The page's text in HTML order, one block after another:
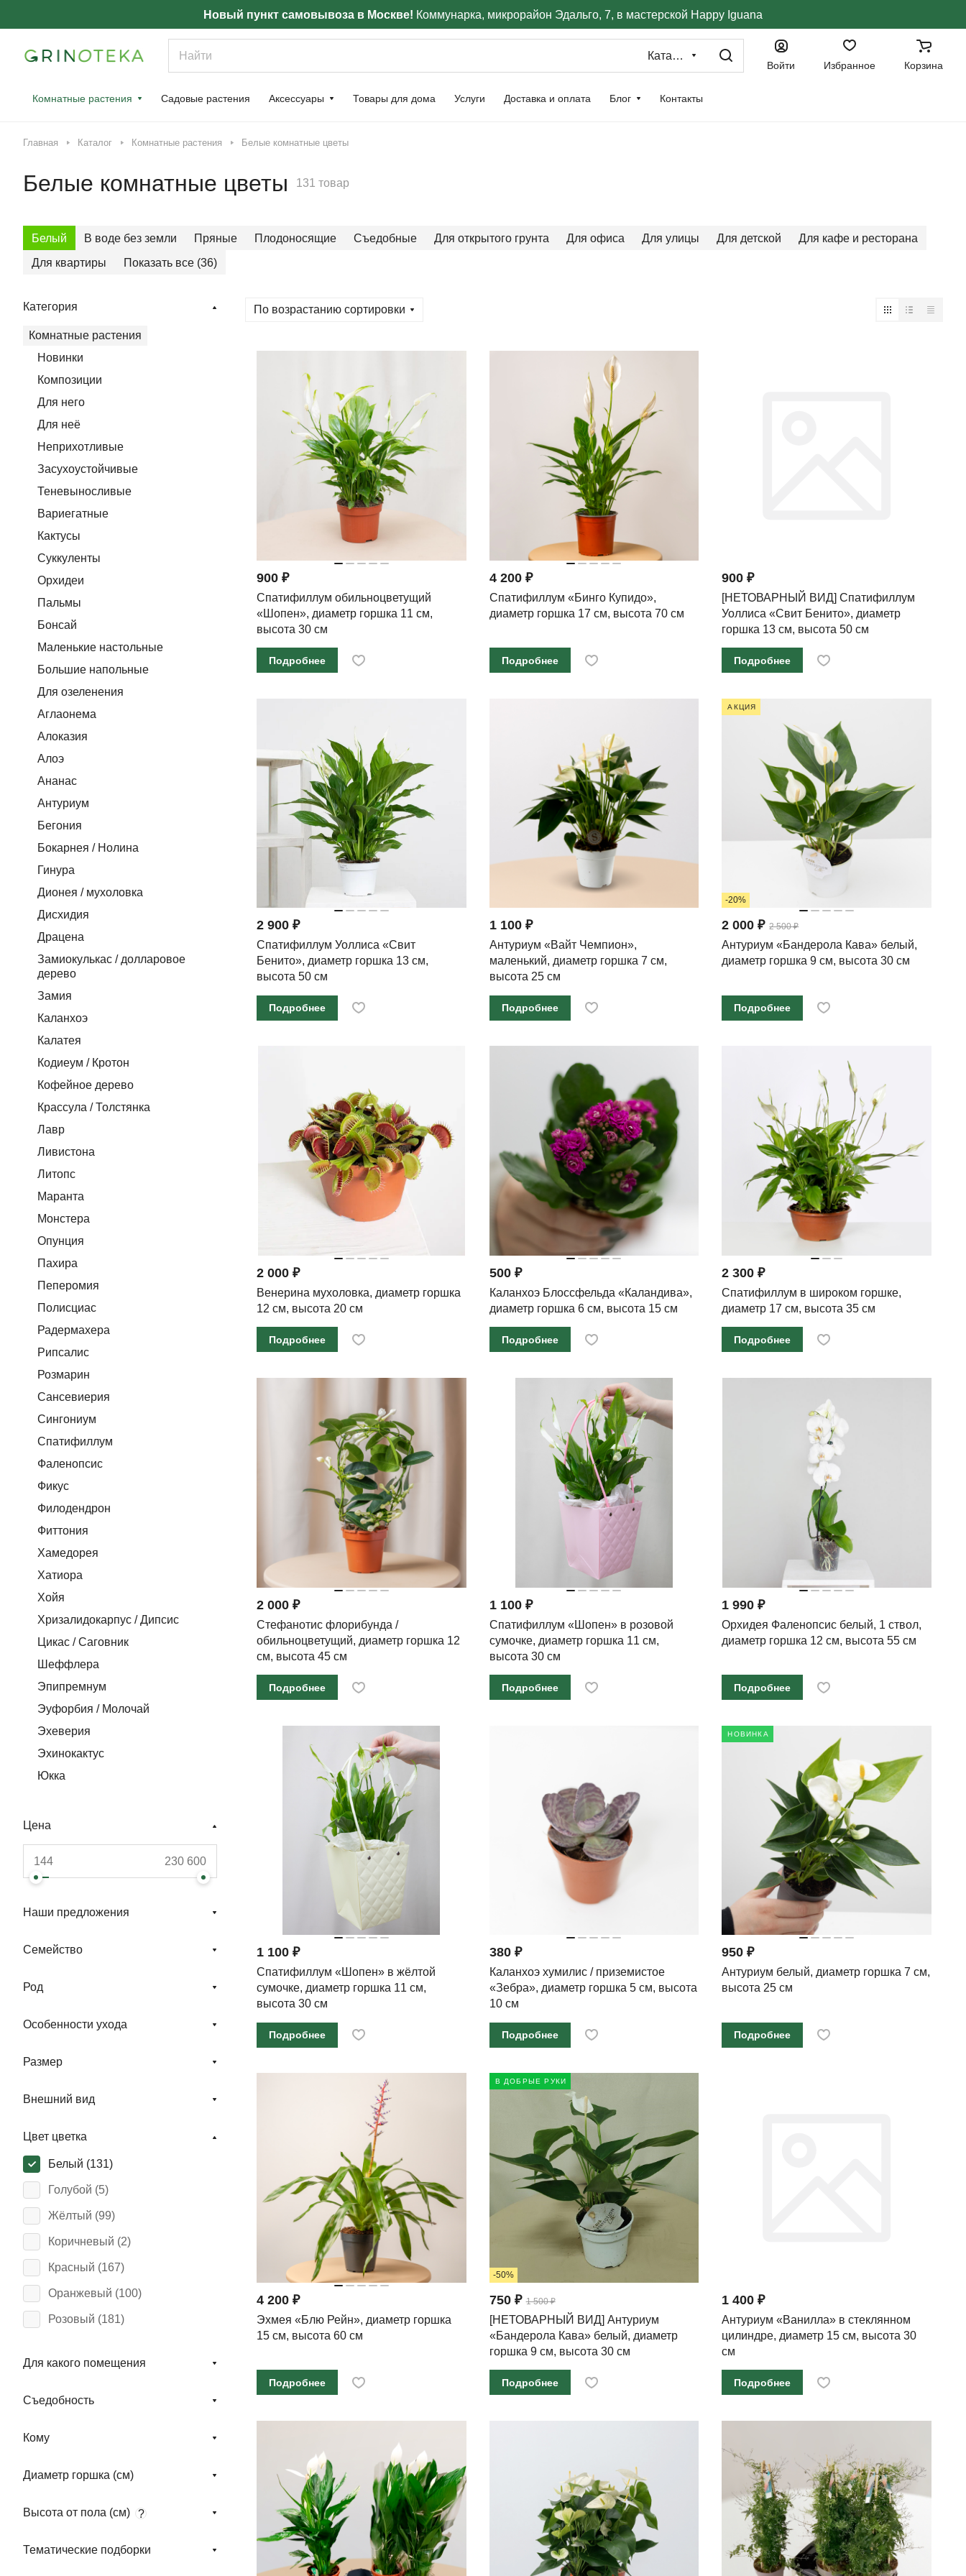
Новый пункт самовывоза в Москве! Коммунарка, микрорайон Эдальго, 7, в мастерской Happy Iguana
Каталог
Войти Избранное Корзина
Комнатные растения Садовые растения Аксессуары Товары для дома Услуги Доставка и оплата Блог Контакты
Главная Каталог Комнатные растения Белые комнатные цветы
Белые комнатные цветы 131 товар
В воде без земли Пряные Плодоносящие Съедобные Для открытого грунта Для офиса Для улицы Для детской
Для кафе и ресторана
Для квартиры
Белый
Показать все (36)
По возрастанию сортировки
900 ₽
Спатифиллум обильноцветущий
«Шопен», диаметр горшка 11 см,
высота 30 см
Подробнее
4 200 ₽
Спатифиллум «Бинго Купидо»,
диаметр горшка 17 см, высота 70 см
Подробнее
900 ₽
[НЕТОВАРНЫЙ ВИД] Спатифиллум
Уоллиса «Свит Бенито», диаметр
горшка 13 см, высота 50 см
Подробнее
2 900 ₽
Спатифиллум Уоллиса «Свит
Бенито», диаметр горшка 13 см,
высота 50 см
Подробнее
1 100 ₽
Антуриум «Вайт Чемпион»,
маленький, диаметр горшка 7 см,
высота 25 см
Подробнее
АКЦИЯ
-20%
2 000 ₽ 2 500 ₽
Антуриум «Бандерола Кава» белый,
диаметр горшка 9 см, высота 30 см
Подробнее
2 000 ₽
Венерина мухоловка, диаметр горшка
12 см, высота 20 см
Подробнее
500 ₽
Каланхоэ Блоссфельда «Каландива»,
диаметр горшка 6 см, высота 15 см
Подробнее
2 300 ₽
Спатифиллум в широком горшке,
диаметр 17 см, высота 35 см
Подробнее
2 000 ₽
Стефанотис флорибунда /
обильноцветущий, диаметр горшка 12
см, высота 45 см
Подробнее
1 100 ₽
Спатифиллум «Шопен» в розовой
сумочке, диаметр горшка 11 см,
высота 30 см
Подробнее
1 990 ₽
Орхидея Фаленопсис белый, 1 ствол,
диаметр горшка 12 см, высота 55 см
Подробнее
1 100 ₽
Спатифиллум «Шопен» в жёлтой
сумочке, диаметр горшка 11 см,
высота 30 см
Подробнее
380 ₽
Каланхоэ хумилис / приземистое
«Зебра», диаметр горшка 5 см, высота
10 см
Подробнее
НОВИНКА
950 ₽
Антуриум белый, диаметр горшка 7 см,
высота 25 см
Подробнее
4 200 ₽
Эхмея «Блю Рейн», диаметр горшка
15 см, высота 60 см
Подробнее
В ДОБРЫЕ РУКИ
-50%
750 ₽ 1 500 ₽
[НЕТОВАРНЫЙ ВИД] Антуриум
«Бандерола Кава» белый, диаметр
горшка 9 см, высота 30 см
Подробнее
1 400 ₽
Антуриум «Ванилла» в стеклянном
цилиндре, диаметр 15 см, высота 30
см
Подробнее
Категория
Комнатные растения
Новинки
Композиции
Для него
Для неё
Неприхотливые
Засухоустойчивые
Теневыносливые
Вариегатные
Кактусы
Суккуленты
Орхидеи
Пальмы
Бонсай
Маленькие настольные
Большие напольные
Для озеленения
Аглаонема
Алоказия
Алоэ
Ананас
Антуриум
Бегония
Бокарнея / Нолина
Гинура
Дионея / мухоловка
Дисхидия
Драцена
Замиокулькас / долларовое
дерево
Замия
Каланхоэ
Калатея
Кодиеум / Кротон
Кофейное дерево
Крассула / Толстянка
Лавр
Ливистона
Литопс
Маранта
Монстера
Опунция
Пахира
Пеперомия
Полисциас
Радермахера
Рипсалис
Розмарин
Сансевиерия
Сингониум
Спатифиллум
Фаленопсис
Фикус
Филодендрон
Фиттония
Хамедорея
Хатиора
Хойя
Хризалидокарпус / Дипсис
Цикас / Саговник
Шеффлера
Эпипремнум
Эуфорбия / Молочай
Эхеверия
Эхинокактус
Юкка
Цена
Наши предложения
Семейство
Род
Особенности ухода
Размер
Внешний вид
Цвет цветка
Белый (131)
Голубой (5)
Жёлтый (99)
Коричневый (2)
Красный (167)
Оранжевый (100)
Розовый (181)
Синий (3)
Чёрный (
Для какого помещения
Съедобность
Кому
Диаметр горшка (см)
Высота от пола (см) ?
Тематические подборки